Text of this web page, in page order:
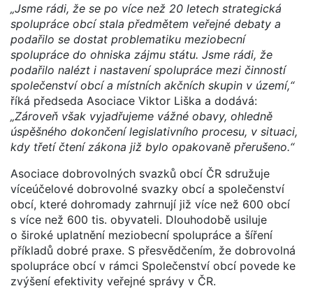
„Jsme rádi, že se po více než 20 letech strategická
spolupráce obcí stala předmětem veřejné debaty a
podařilo se dostat problematiku meziobecní
spolupráce do ohniska zájmu státu. Jsme rádi, že
podařilo nalézt i nastavení spolupráce mezi činností
společenství obcí a místních akčních skupin v území,“
říká předseda Asociace Viktor Liška a dodává:
„Zároveň však vyjadřujeme vážné obavy, ohledně
úspěšného dokončení legislativního procesu, v situaci,
kdy třetí čtení zákona již bylo opakovaně přerušeno.“
Asociace dobrovolných svazků obcí ČR sdružuje
víceúčelové dobrovolné svazky obcí a společenství
obcí, které dohromady zahrnují již více než 600 obcí
s více než 600 tis. obyvateli. Dlouhodobě usiluje
o široké uplatnění meziobecní spolupráce a šíření
příkladů dobré praxe. S přesvědčením, že dobrovolná
spolupráce obcí v rámci Společenství obcí povede ke
zvýšení efektivity veřejné správy v ČR.